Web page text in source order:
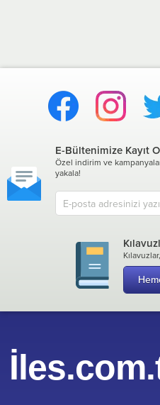
E-Bültenimize Kayıt
Özel indirim ve
yakala!